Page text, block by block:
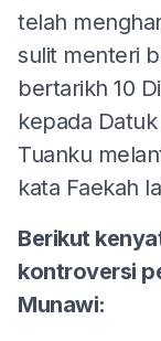
telah
sulit menteri
bertarikh 10
kepada
Tuanku
kata Faekah
Berikut
kontroversi
Munawi: